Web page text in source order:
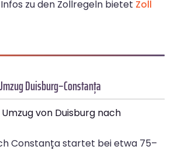
zu den Zollregeln bietet Zoll
Duisburg–Constanța
von Duisburg nach
Constanța startet bei etwa 75–